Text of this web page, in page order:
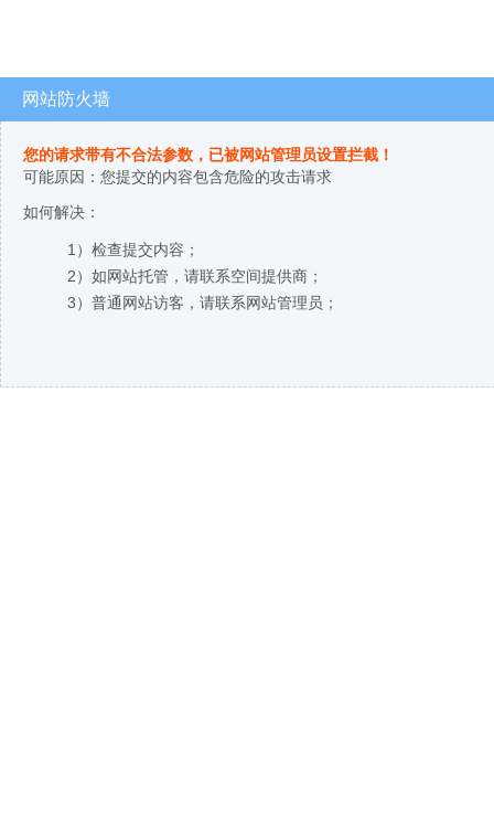
网站防火墙
您的请求带有不合法参数，已被网站管理员设置拦截！
可能原因：您提交的内容包含危险的攻击请求
如何解决：
1）检查提交内容；
2）如网站托管，请联系空间提供商；
3）普通网站访客，请联系网站管理员；